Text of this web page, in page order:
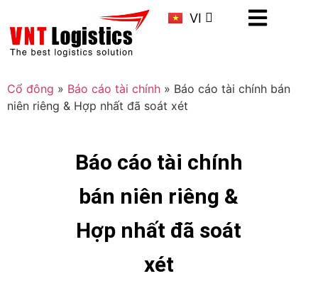
VI
CN
Cổ đông » Báo cáo tài chính » Báo cáo tài chính bán
niên riêng & Hợp nhất đã soát xét
Báo cáo tài chính
bán niên riêng &
Hợp nhất đã soát
xét